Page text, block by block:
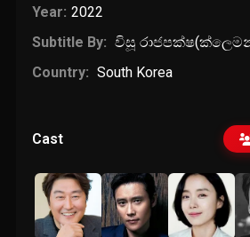
Year: 2022
Subtitle By: විසූ
Country: South Korea
Cast